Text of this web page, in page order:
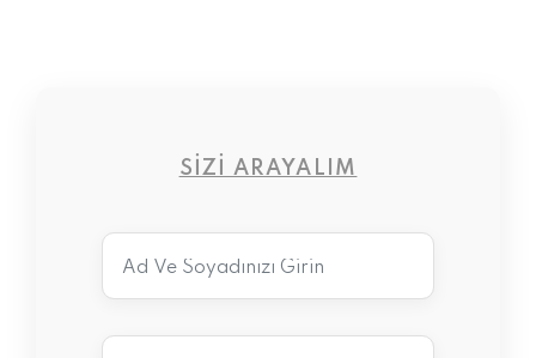
SIZI ARAYALIM